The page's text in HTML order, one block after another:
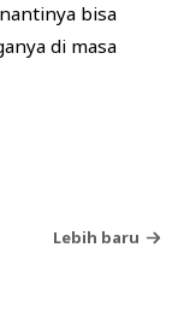
bisa
di masa
Lebih baru